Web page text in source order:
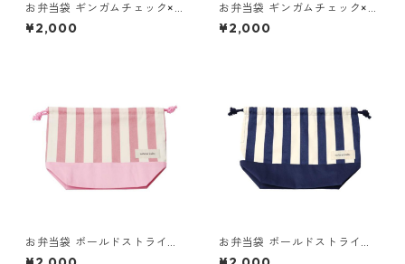
お弁当袋 ギンガムチェック×ブ
ルー 85-73266-1
¥2,000
お弁当袋 ギンガムチェック×ブ
ラック 85-73266-1
¥2,000
お弁当袋 ボールドストライプ×
ピンク 85-73266-1
お弁当袋 ボールドストライプ×
ネイビー 85-73266-1